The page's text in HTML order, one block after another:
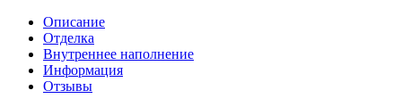
Описание
Отделка
Внутреннее наполнение
Информация
Отзывы